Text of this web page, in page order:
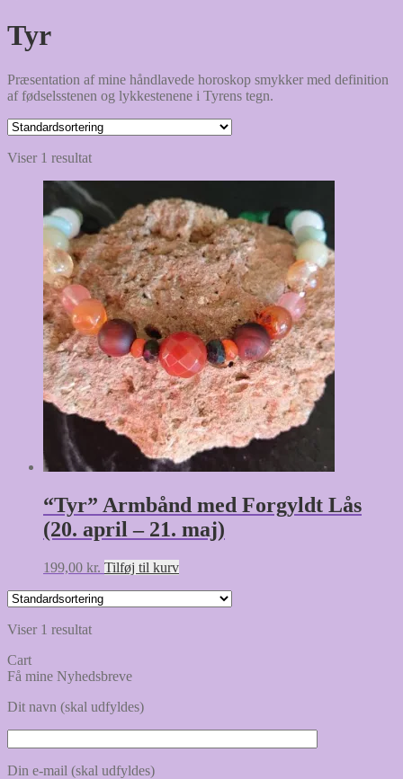
Tyr
Præsentation af mine håndlavede horoskop smykker med definition
af fødselsstenen og lykkestenene i Tyrens tegn.
Viser 1 resultat
“Tyr” Armbånd med Forgyldt Lås
(20. april – 21. maj)
199,00 kr. Tilføj til kurv
Viser 1 resultat
Cart
Få mine Nyhedsbreve
Dit navn (skal udfyldes)
Din e-mail (skal udfyldes)